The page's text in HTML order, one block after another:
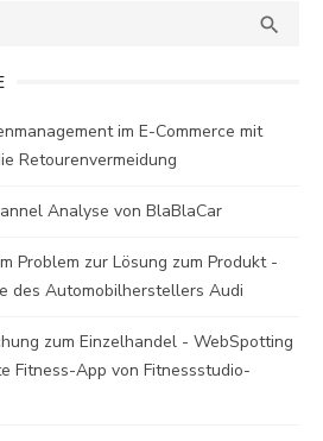

im E-Commerce mit
Retourenvermeidung
Analyse von BlaBlaCar
Problem zur Lösung zum Produkt -
des Automobilherstellers Audi
zum Einzelhandel - WebSpotting
Fitness-App von Fitnessstudio-